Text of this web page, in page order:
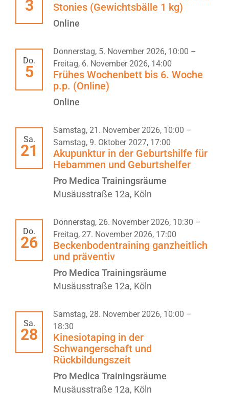
3
Stonies (Gewichtsbälle 1 kg)
Online
Do.
5
Frühes Wochenbett bis 6. Woche
p.p. (Online)
Donnerstag, 5. November 2026, 10:00 –
Freitag, 6. November 2026, 14:00
Online
Sa.
21
Akupunktur in der Geburtshilfe für
Hebammen und Geburtshelfer
Samstag, 21. November 2026, 10:00 –
Samstag, 9. Oktober 2027, 17:00
Pro Medica Trainingsräume
Musäusstraße 12a, Köln
Do.
26
Beckenbodentraining ganzheitlich
und präventiv
Donnerstag, 26. November 2026, 10:30 –
Freitag, 27. November 2026, 17:00
Pro Medica Trainingsräume
Musäusstraße 12a, Köln
Sa.
28
Kinesiotaping in der
Schwangerschaft und
Rückbildungszeit
Samstag, 28. November 2026, 10:00 –
18:30
Pro Medica Trainingsräume
Musäusstraße 12a, Köln